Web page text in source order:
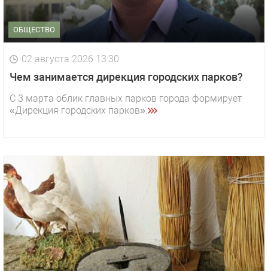
ОБЩЕСТВО
02 августа 2026 13:30
Чем занимается дирекция городских парков?
С 3 марта облик главных парков города формирует
«Дирекция городских парков».